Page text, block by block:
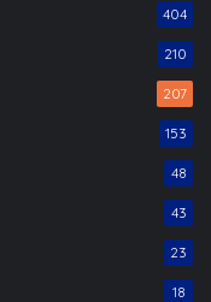
404
210
207
153
48
43
23
18